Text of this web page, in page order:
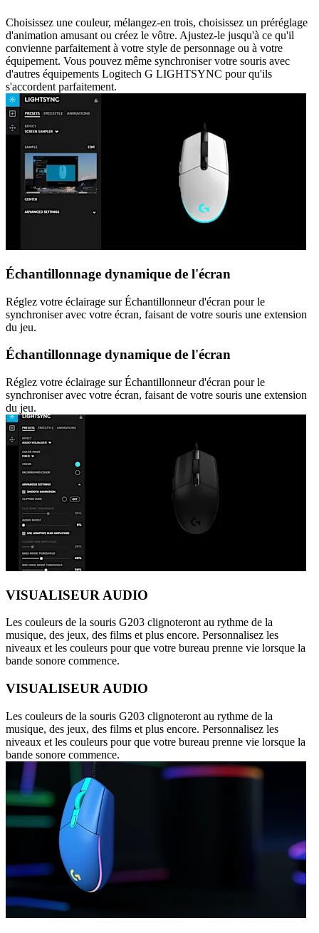
Choisissez une couleur, mélangez-en trois, choisissez un préréglage
d'animation amusant ou créez le vôtre. Ajustez-le jusqu'à ce qu'il
convienne parfaitement à votre style de personnage ou à votre
équipement. Vous pouvez même synchroniser votre souris avec
d'autres équipements Logitech G LIGHTSYNC pour qu'ils
s'accordent parfaitement.
Échantillonnage dynamique de l'écran
Réglez votre éclairage sur Échantillonneur d'écran pour le
synchroniser avec votre écran, faisant de votre souris une extension
du jeu.
Échantillonnage dynamique de l'écran
Réglez votre éclairage sur Échantillonneur d'écran pour le
synchroniser avec votre écran, faisant de votre souris une extension
du jeu.
VISUALISEUR AUDIO
Les couleurs de la souris G203 clignoteront au rythme de la
musique, des jeux, des films et plus encore. Personnalisez les
niveaux et les couleurs pour que votre bureau prenne vie lorsque la
bande sonore commence.
VISUALISEUR AUDIO
Les couleurs de la souris G203 clignoteront au rythme de la
musique, des jeux, des films et plus encore. Personnalisez les
niveaux et les couleurs pour que votre bureau prenne vie lorsque la
bande sonore commence.